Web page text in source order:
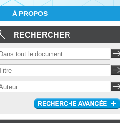
À PROPOS
RECHERCHER